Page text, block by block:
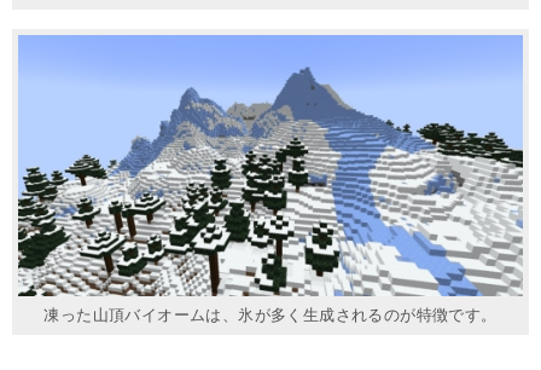
凍った山頂バイオームは、氷が多く生成されるのが特徴です。